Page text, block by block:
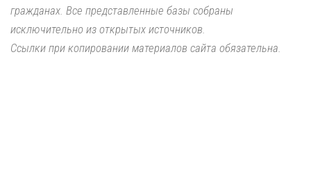
гражданах. Все представленные базы собраны
исключительно из открытых источников.
Ссылки при копировании материалов сайта обязательна.